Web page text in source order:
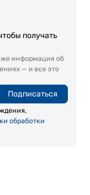
- 106,4 мг/л
и в пределах
и
получать
информация об
— и все это
Подписаться
обработки